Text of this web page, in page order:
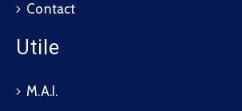
Contact
Utile
M.A.I.